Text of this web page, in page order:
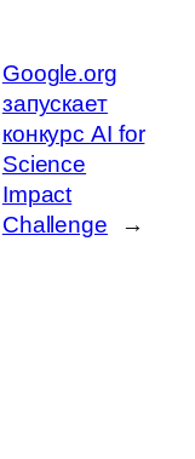
Google.org
запускает
конкурс AI for
Science
Impact
Challenge
→